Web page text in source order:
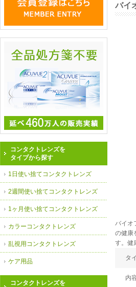
バイ
バイオ
の健康
す。健
タ
内
コンタクトレンズを
タイプから探す
1日使い捨てコンタクトレンズ
2週間使い捨てコンタクトレンズ
1ヶ月使い捨てコンタクトレンズ
カラーコンタクトレンズ
乱視用コンタクトレンズ
ケア用品
コンタクトレンズを